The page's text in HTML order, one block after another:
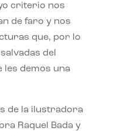
criterio nos
de faro y nos
que, por lo
del
les demos una
de la ilustradora
Raquel Bada y